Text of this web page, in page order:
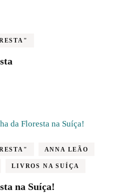
ANNA LEÃO
LIVROS NA SUÍÇA
na Suíça!